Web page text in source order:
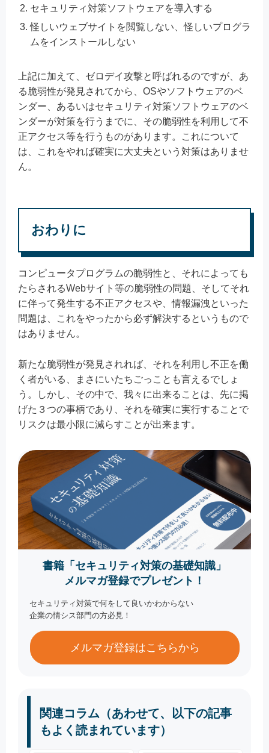
セキュリティ対策ソフトウェアを導入する
怪しいウェブサイトを閲覧しない、怪しいプログラ
ムをインストールしない
上記に加えて、ゼロデイ攻撃と呼ばれるのですが、あ
る脆弱性が発見されてから、OSやソフトウェアのベ
ンダー、あるいはセキュリティ対策ソフトウェアのベ
ンダーが対策を行うまでに、その脆弱性を利用して不
正アクセス等を行うものがあります。これについて
は、これをやれば確実に大丈夫という対策はありませ
ん。
おわりに
コンピュータプログラムの脆弱性と、それによっても
たらされるWebサイト等の脆弱性の問題、そしてそれ
に伴って発生する不正アクセスや、情報漏洩といった
問題は、これをやったから必ず解決するというもので
はありません。
新たな脆弱性が発見されれば、それを利用し不正を働
く者がいる、まさにいたちごっことも言えるでしょ
う。しかし、その中で、我々に出来ることは、先に掲
げた３つの事柄であり、それを確実に実行することで
リスクは最小限に減らすことが出来ます。
書籍「セキュリティ対策の基礎知識」
メルマガ登録でプレゼント！
セキュリティ対策で何をして良いかわからない
企業の情シス部門の方必見！
メルマガ登録はこちらから
関連コラム（あわせて、以下の記事
もよく読まれています）